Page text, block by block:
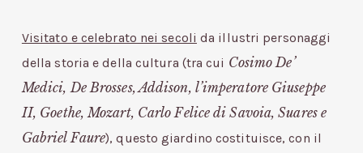
Visitato e celebrato nei secoli da illustri personaggi
della storia e della cultura (tra cui Cosimo De’
Medici, De Brosses, Addison, l’imperatore Giuseppe
II, Goethe, Mozart, Carlo Felice di Savoia, Suares e
Gabriel Faure), questo giardino costituisce, con il